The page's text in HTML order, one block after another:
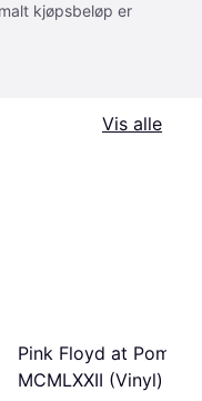
kjøpsbeløp er
Vis alle
Pink Floyd at Pompeii
MCMLXXII (Vinyl)